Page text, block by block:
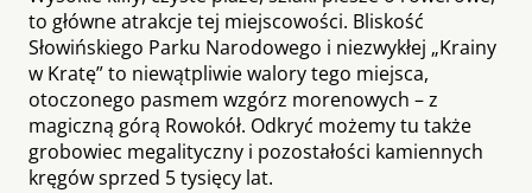
to główne atrakcje tej miejscowości. Bliskość
Słowińskiego Parku Narodowego i niezwykłej „Krainy
w Kratę” to niewątpliwie walory tego miejsca,
otoczonego pasmem wzgórz morenowych – z
magiczną górą Rowokół. Odkryć możemy tu także
grobowiec megalityczny i pozostałości kamiennych
kręgów sprzed 5 tysięcy lat.